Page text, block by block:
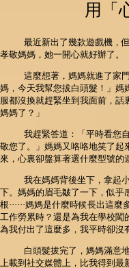
用「
最近新出了幾款遊戲機，
孝敬媽媽，她一開心就好辦了。
這麼想著，媽媽就進了家
媽，今天我幫您拔白頭髮！」媽
服都沒換就趕緊坐到我面前，
媽媽了？」
我趕緊答道：「平時看您
敬您了。」媽媽又咯咯地笑了起
來，心裏卻盤算著選什麼型號的
我在媽媽背後坐下，拿起
下。媽媽的眉毛皺了一下，似乎
根······媽媽是什麼時候長出這
工作勞累時？還是為我在學校
為我付出了這麼多，我平時卻沒
白頭髮拔完了，媽媽滿意
上載到社交媒體上，比我得到